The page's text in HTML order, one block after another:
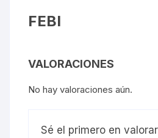
FEBI
VALORACIONES
No hay valoraciones aún.
Sé el primero en valorar